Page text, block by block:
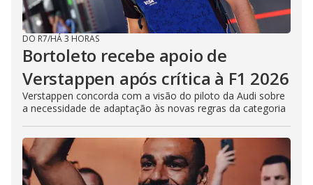
DO R7/HÁ 3 HORAS
Bortoleto recebe apoio de
Verstappen após crítica à F1 2026
Verstappen concorda com a visão do piloto da Audi sobre
a necessidade de adaptação às novas regras da categoria